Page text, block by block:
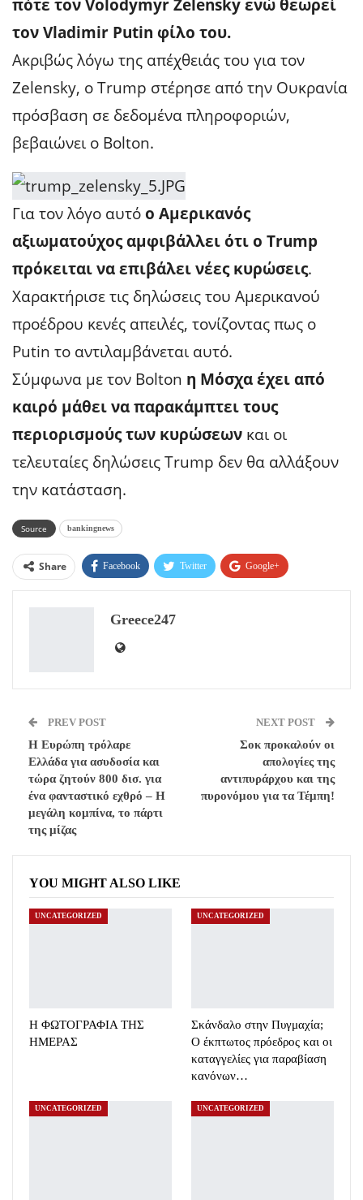
πότε τον Volodymyr Zelensky ενώ θεωρεί
τον Vladimir Putin φίλο του.
Ακριβώς λόγω της απέχθειάς του για τον
Zelensky, ο Trump στέρησε από την Ουκρανία
πρόσβαση σε δεδομένα πληροφοριών,
βεβαιώνει ο Bolton.
Για τον λόγο αυτόο Αμερικανός
αξιωματούχος αμφιβάλλει ότι ο Trump
πρόκειται να επιβάλει νέες κυρώσεις.
Χαρακτήρισε τις δηλώσεις του Αμερικανού
προέδρου κενές απειλές, τονίζοντας πως ο
Putin το αντιλαμβάνεται αυτό.
Σύμφωνα με τον Bolton η Μόσχα έχει από
καιρό μάθει να παρακάμπτει τους
περιορισμούς των κυρώσεων και οι
τελευταίες δηλώσεις Τrump δεν θα αλλάξουν
την κατάσταση.
Source bankingnews
Share Facebook Twitter Google+
Greece247
PREV POST
Η Ευρώπη τρόλαρε
Ελλάδα για ασυδοσία και
τώρα ζητούν 800 δισ. για
ένα φανταστικό εχθρό – Η
μεγάλη κομπίνα, το πάρτι
της μίζας
NEXT POST
Σοκ προκαλούν οι
απολογίες της
αντιπυράρχου και της
πυρονόμου για τα Τέμπη!
YOU MIGHT ALSO LIKE
UNCATEGORIZED
Η ΦΩΤΟΓΡΑΦΙΑ ΤΗΣ
ΗΜΕΡΑΣ
UNCATEGORIZED
Σκάνδαλο στην Πυγμαχία;
Ο έκπτωτος πρόεδρος και οι
καταγγελίες για παραβίαση
κανόνων…
UNCATEGORIZED UNCATEGORIZED